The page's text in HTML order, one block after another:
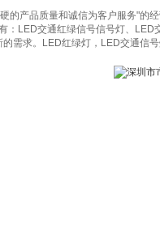
的产品质量和诚信为客户服务"的
：LED交通红绿信号信号灯、
需求。LED红绿灯，LED交通信